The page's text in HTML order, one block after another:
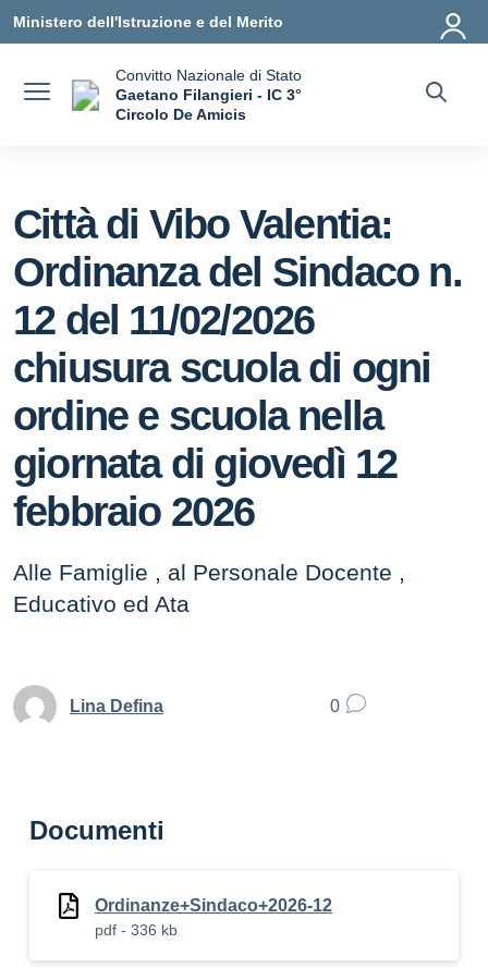
Ministero dell'Istruzione e del Merito
Convitto Nazionale di Stato
Gaetano Filangieri - IC 3°
Circolo De Amicis
Città di Vibo Valentia:
Ordinanza del Sindaco n.
12 del 11/02/2026
chiusura scuola di ogni
ordine e scuola nella
giornata di giovedì 12
febbraio 2026
Alle Famiglie , al Personale Docente ,
Educativo ed Ata
Lina Defina 0
Documenti
Ordinanze+Sindaco+2026-12
pdf - 336 kb